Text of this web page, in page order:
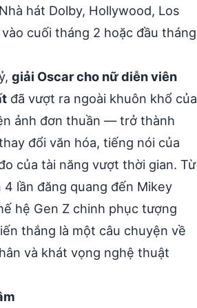
hát Dolby, Hollywood, Los
cuối tháng 2 hoặc đầu tháng
giải Oscar cho nữ diễn viên
đã vượt ra ngoài khuôn khổ của
ảnh đơn thuần — trở thành
đổi văn hóa, tiếng nói của
của tài năng vượt thời gian. Từ
lần đăng quang đến Mikey
hệ Gen Z chinh phục tượng
thắng là một câu chuyện về
và khát vọng nghệ thuật